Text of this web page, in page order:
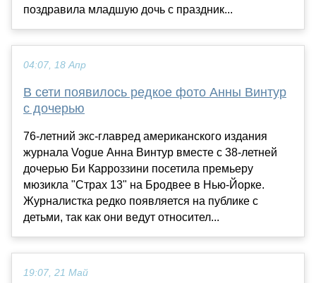
поздравила младшую дочь с праздник...
04:07, 18 Апр
В сети появилось редкое фото Анны Винтур
с дочерью
76-летний экс-главред американского издания
журнала Vogue Анна Винтур вместе с 38-летней
дочерью Би Карроззини посетила премьеру
мюзикла "Страх 13" на Бродвее в Нью-Йорке.
Журналистка редко появляется на публике с
детьми, так как они ведут относител...
19:07, 21 Май